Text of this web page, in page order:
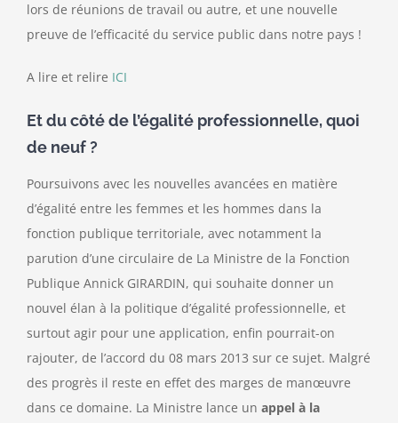
lors de réunions de travail ou autre, et une nouvelle
preuve de l’efficacité du service public dans notre pays !
A lire et relire ICI
Et du côté de l’égalité professionnelle, quoi
de neuf ?
Poursuivons avec les nouvelles avancées en matière
d’égalité entre les femmes et les hommes dans la
fonction publique territoriale, avec notamment la
parution d’une circulaire de La Ministre de la Fonction
Publique Annick GIRARDIN, qui souhaite donner un
nouvel élan à la politique d’égalité professionnelle, et
surtout agir pour une application, enfin pourrait-on
rajouter, de l’accord du 08 mars 2013 sur ce sujet. Malgré
des progrès il reste en effet des marges de manœuvre
dans ce domaine. La Ministre lance un appel à la